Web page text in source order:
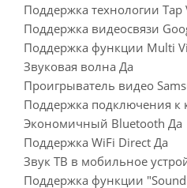
Поддержка технологии Tap
Поддержка видеосвязи
Поддержка функции Multi
Звуковая волна Да
Проигрыватель видео
Поддержка подключения к
Экономичный Bluetooth Да
Поддержка WiFi Direct Да
Звук ТВ в мобильное
Поддержка функции